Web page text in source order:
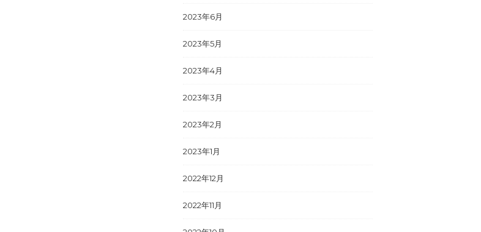
2023年6月
2023年5月
2023年4月
2023年3月
2023年2月
2023年1月
2022年12月
2022年11月